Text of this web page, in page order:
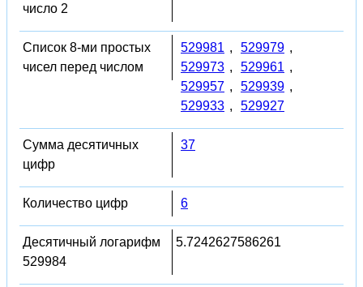
число 2
Список 8-ми простых
чисел перед числом
529981 , 529979 ,
529973 , 529961 ,
529957 , 529939 ,
529933 , 529927
Сумма десятичных
цифр
37
Количество цифр 6
Десятичный логарифм
529984
5.7242627586261